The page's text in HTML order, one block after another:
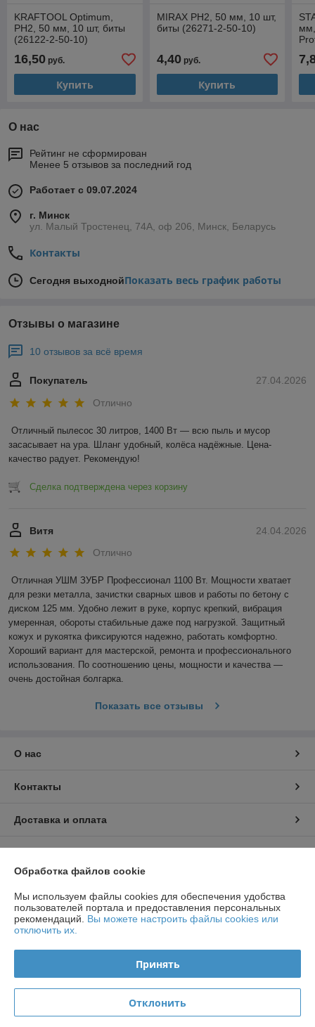
KRAFTOOL Optimum,
PH2, 50 мм, 10 шт, биты
(26122-2-50-10)
16,50 руб.
Купить
MIRAX PH2, 50 мм, 10 шт,
биты (26271-2-50-10)
4,40руб.
Купить
О нас
Рейтинг не сформирован
Менее 5 отзывов за последний год
Работает с 09.07.2024
г. Минск
ул. Малый Тростенец, 74А, оф 206, Минск, Беларусь
Контакты
Сегодня выходнойПоказать весь график работы
Отзывы о магазине
10 отзывов за всё время
27.04.2026
Покупатель
Отлично
Отличный пылесос 30 литров, 1400 Вт — всю пыль и мусор
засасывает на ура. Шланг удобный, колёса надёжные. Цена-
качество радует. Рекомендую!
Сделка подтверждена через корзину
24.04.2026
Витя
Отлично
Отличная УШМ ЗУБР Профессионал 1100 Вт. Мощности хватает
для резки металла, зачистки сварных швов и работы по бетону с
диском 125 мм. Удобно лежит в руке, корпус крепкий, вибрация
умеренная, обороты стабильные даже под нагрузкой. Защитный
кожух и рукоятка фиксируются надежно, работать комфортно.
Хороший вариант для мастерской, ремонта и профессионального
использования. По соотношению цены, мощности и качества —
очень достойная болгарка.
Показать все отзывы
О нас
Контакты
Доставка и оплата
Политика обработки cookies
Сайт создан на платформе Deal.by
Обработка файлов cookie
Мы используем файлы cookies для обеспечения удобства
пользователей портала и предоставления персональных
рекомендаций. Вы можете настроить файлы cookies или
отключить их.
Принять
Отклонить